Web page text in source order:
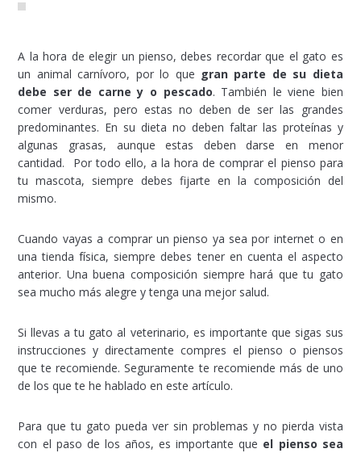
A la hora de elegir un pienso, debes recordar que el gato es
un animal carnívoro, por lo que gran parte de su dieta
debe ser de carne y o pescado. También le viene bien
comer verduras, pero estas no deben de ser las grandes
predominantes. En su dieta no deben faltar las proteínas y
algunas grasas, aunque estas deben darse en menor
cantidad. Por todo ello, a la hora de comprar el pienso para
tu mascota, siempre debes fijarte en la composición del
mismo.
Cuando vayas a comprar un pienso ya sea por internet o en
una tienda física, siempre debes tener en cuenta el aspecto
anterior. Una buena composición siempre hará que tu gato
sea mucho más alegre y tenga una mejor salud.
Si llevas a tu gato al veterinario, es importante que sigas sus
instrucciones y directamente compres el pienso o piensos
que te recomiende. Seguramente te recomiende más de uno
de los que te he hablado en este artículo.
Para que tu gato pueda ver sin problemas y no pierda vista
con el paso de los años, es importante que el pienso sea